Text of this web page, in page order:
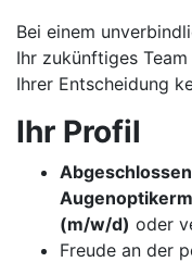
Bei einem
Ihr zukünftiges
Ihrer Entscheidung
Ihr Profil
(m/w/d) oder
Freude an der